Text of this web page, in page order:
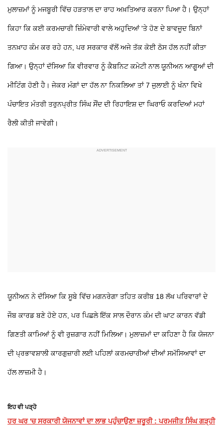
ਮੁਲਾਜ਼ਮਾਂ ਨੂੰ ਮਜਬੂਰੀ ਵਿੱਚ ਹੜਤਾਲ ਦਾ ਰਾਹ ਅਖ਼ਤਿਆਰ ਕਰਨਾ ਪਿਆ ਹੈ। ਉਨ੍ਹਾਂ
ਕਿਹਾ ਕਿ ਕਈ ਕਰਮਚਾਰੀ ਜ਼ਿੰਮੇਵਾਰੀ ਵਾਲੇ ਅਹੁਦਿਆਂ 'ਤੇ ਹੋਣ ਦੇ ਬਾਵਜੂਦ ਬਿਨਾਂ
ਤਨਖ਼ਾਹ ਕੰਮ ਕਰ ਰਹੇ ਹਨ, ਪਰ ਸਰਕਾਰ ਵੱਲੋਂ ਅਜੇ ਤੱਕ ਕੋਈ ਠੋਸ ਹੱਲ ਨਹੀਂ ਕੀਤਾ
ਗਿਆ। ਉਨ੍ਹਾਂ ਦੱਸਿਆ ਕਿ ਵੀਰਵਾਰ ਨੂੰ ਕੈਬਨਿਟ ਕਮੇਟੀ ਨਾਲ ਯੂਨੀਅਨ ਆਗੂਆਂ ਦੀ
ਮੀਟਿੰਗ ਹੋਣੀ ਹੈ। ਜੇਕਰ ਮੰਗਾਂ ਦਾ ਹੱਲ ਨਾ ਨਿਕਲਿਆ ਤਾਂ 7 ਜੁਲਾਈ ਨੂੰ ਖੰਨਾ ਵਿਖੇ
ਪੰਚਾਇਤ ਮੰਤਰੀ ਤਰੁਨਪ੍ਰੀਤ ਸਿੰਘ ਸੌਂਦ ਦੀ ਰਿਹਾਇਸ਼ ਦਾ ਘਿਰਾਓ ਕਰਦਿਆਂ ਮਹਾਂ
ਰੈਲੀ ਕੀਤੀ ਜਾਵੇਗੀ।
ਯੂਨੀਅਨ ਨੇ ਦੱਸਿਆ ਕਿ ਸੂਬੇ ਵਿੱਚ ਮਗਨਰੇਗਾ ਤਹਿਤ ਕਰੀਬ 18 ਲੱਖ ਪਰਿਵਾਰਾਂ ਦੇ
ਜੌਬ ਕਾਰਡ ਬਣੇ ਹੋਏ ਹਨ, ਪਰ ਪਿਛਲੇ ਇੱਕ ਸਾਲ ਦੌਰਾਨ ਕੰਮ ਦੀ ਘਾਟ ਕਾਰਨ ਵੱਡੀ
ਗਿਣਤੀ ਕਾਮਿਆਂ ਨੂੰ ਵੀ ਰੁਜ਼ਗਾਰ ਨਹੀਂ ਮਿਲਿਆ। ਮੁਲਾਜ਼ਮਾਂ ਦਾ ਕਹਿਣਾ ਹੈ ਕਿ ਯੋਜਨਾ
ਦੀ ਪ੍ਰਭਾਵਸ਼ਾਲੀ ਕਾਰਗੁਜ਼ਾਰੀ ਲਈ ਪਹਿਲਾਂ ਕਰਮਚਾਰੀਆਂ ਦੀਆਂ ਸਮੱਸਿਆਵਾਂ ਦਾ
ਹੱਲ ਲਾਜ਼ਮੀ ਹੈ।
ਇਹ ਵੀ ਪੜ੍ਹੋ
ਹਰ ਘਰ 'ਚ ਸਰਕਾਰੀ ਯੋਜਨਾਵਾਂ ਦਾ ਲਾਭ ਪਹੁੰਚਾਉਣਾ ਜ਼ਰੂਰੀ : ਪਰਮਜੀਤ ਸਿੰਘ ਗੜ੍ਹੀ